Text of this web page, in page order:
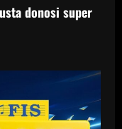
donosi super